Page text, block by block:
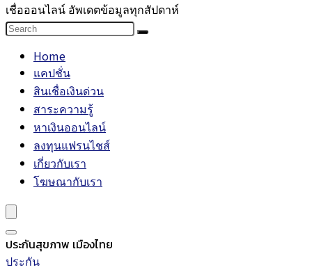
เชื่อออนไลน์ อัพเดตข้อมูลทุกสัปดาห์
Home
แคปชั่น
สินเชื่อเงินด่วน
สาระความรู้
หาเงินออนไลน์
ลงทุนแฟรนไชส์
เกี่ยวกับเรา
โฆษณากับเรา
ประกันสุขภาพ เมืองไทย
ประกัน